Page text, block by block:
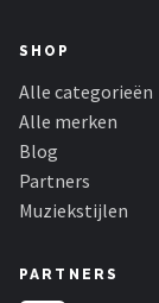
SHOP
Alle categorieën
Alle merken
Blog
Partners
Muziekstijlen
PARTNERS